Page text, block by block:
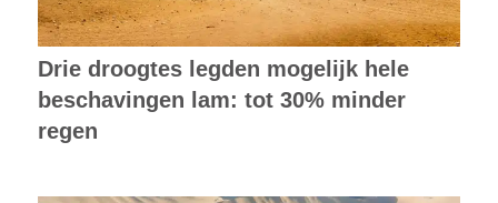
Drie droogtes legden mogelijk hele
beschavingen lam: tot 30% minder
regen